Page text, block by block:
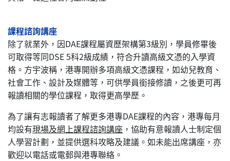
課程諮詢講座
除了就業外，因DAE課程屬資歷架構第3級別，學員修畢後
可取得等同DSE 5科2級成績，符合升讀高級文憑的入學資
格。方宇波稱，港專開辦多項高級文憑課程，如幼兒教育、
社會工作、設計及媒體等，可供學員銜接修讀，之後更可再
報讀相關的學位課程，取得更高學歷。
為了讓有志報讀者了解更多港專DAE課程的內容，港專每月
均設有現場及網上課程諮詢講座 ，協助有意報讀人士制定個
人學習計劃，並提供選科攻略及建議。如未能出席講座，亦
歡迎以電話或電郵與港專聯絡。